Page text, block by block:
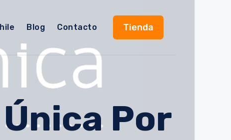
Blog Contacto Tienda
Por